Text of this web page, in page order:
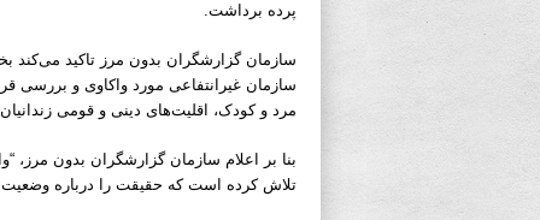
پرده برداشت.
سازمان غیرانتفاعی مورد واکاوی و بررسی
مرد و کودک، اقلیت‌های دینی و قومی
بنا بر اعلام سازمان گزارشگران بدون مرز،
تلاش کرده است که حقیقت را درباره وضعیت